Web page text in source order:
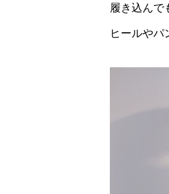
履き込んで
ヒールやパ